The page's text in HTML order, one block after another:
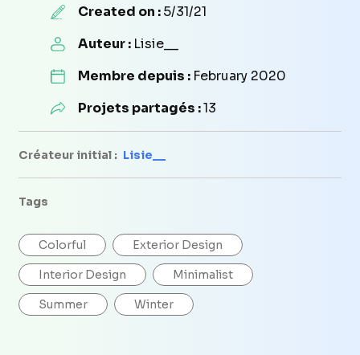
Created on :5/31/21
Auteur : Lisie__
Membre depuis : February 2020
Projets partagés :13
Créateur initial : Lisie__
Tags
Colorful Exterior Design
Interior Design Minimalist
Summer Winter